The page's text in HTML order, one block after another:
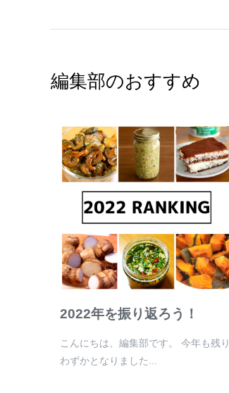
編集部のおすすめ
2022年を振り返ろう！
こんにちは、編集部です。 今年も残り
わずかとなりました...